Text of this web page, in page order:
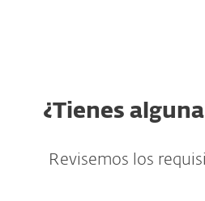
¿Tienes
Revisemos los